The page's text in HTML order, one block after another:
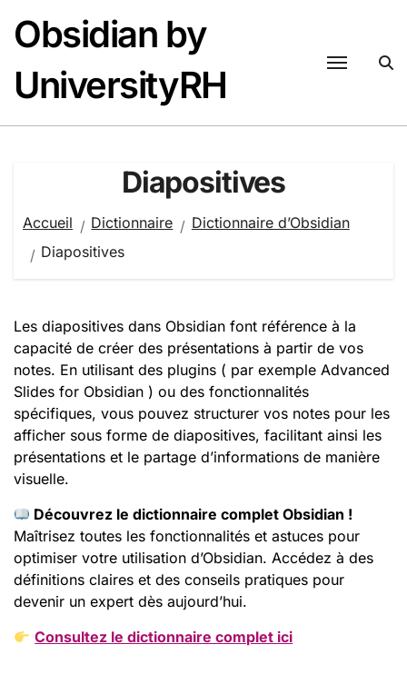
contenu
Obsidian by
UniversityRH
Diapositives
Accueil Dictionnaire
Dictionnaire d’Obsidian
Diapositives
Les diapositives dans Obsidian font référence à la
capacité de créer des présentations à partir de vos
notes. En utilisant des plugins ( par exemple Advanced
Slides for Obsidian ) ou des fonctionnalités
spécifiques, vous pouvez structurer vos notes pour les
afficher sous forme de diapositives, facilitant ainsi les
présentations et le partage d’informations de manière
visuelle.
Découvrez le dictionnaire complet Obsidian !
Maîtrisez toutes les fonctionnalités et astuces pour
optimiser votre utilisation d’Obsidian. Accédez à des
définitions claires et des conseils pratiques pour
devenir un expert dès aujourd’hui.
Consultez le dictionnaire complet ici